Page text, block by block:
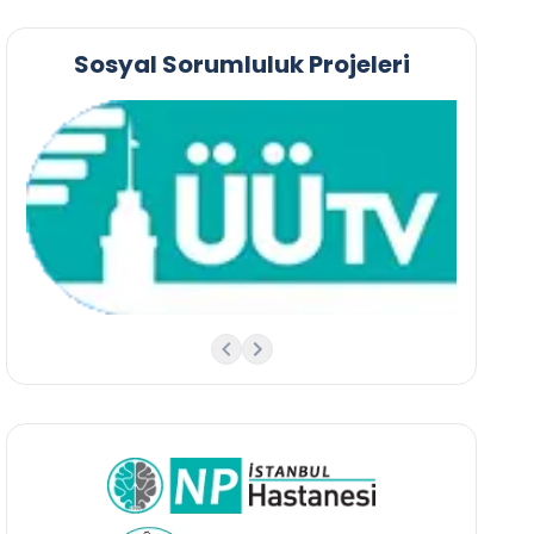
Sosyal Sorumluluk Projeleri